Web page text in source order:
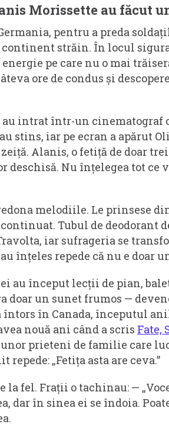
Morissette au făcut
pentru a preda
continent străin. În locul
pe care nu o mai
ore de condus și
intrat într-un cinematograf
stins, iar pe ecran a apărut
Alanis, o fetiță de doar
deschisă. Nu înțelegea tot ce
melodiile. Le prinsese
Tubul de deodorant
iar sufrageria se
înțeles repede că nu e doar
au început lecții de pian,
doar un sunet frumos —
în Canada, începutul
nouă ani când a scris Fate,
unor prieteni de familie care
„Fetița asta are ceva.”
fel. Frații o tachinau: —
dar în sinea ei se îndoia.